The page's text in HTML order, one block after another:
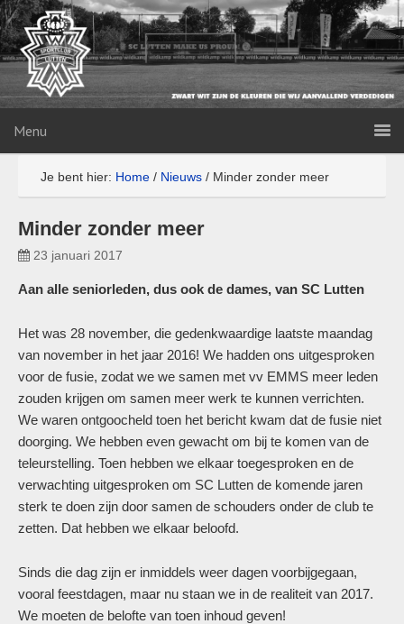
Menu
Je bent hier: Home / Nieuws / Minder zonder meer
Minder zonder meer
23 januari 2017
Aan alle seniorleden, dus ook de dames, van SC Lutten
Het was 28 november, die gedenkwaardige laatste maandag
van november in het jaar 2016! We hadden ons uitgesproken
voor de fusie, zodat we we samen met vv EMMS meer leden
zouden krijgen om samen meer werk te kunnen verrichten.
We waren ontgoocheld toen het bericht kwam dat de fusie niet
doorging. We hebben even gewacht om bij te komen van de
teleurstelling. Toen hebben we elkaar toegesproken en de
verwachting uitgesproken om SC Lutten de komende jaren
sterk te doen zijn door samen de schouders onder de club te
zetten. Dat hebben we elkaar beloofd.
Sinds die dag zijn er inmiddels weer dagen voorbijgegaan,
vooral feestdagen, maar nu staan we in de realiteit van 2017.
We moeten de belofte van toen inhoud geven!